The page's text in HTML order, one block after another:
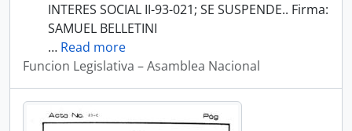
INTERES SOCIAL II-93-021; SE SUSPENDE.. Firma:
SAMUEL BELLETINI
… Read more
Funcion Legislativa – Asamblea Nacional